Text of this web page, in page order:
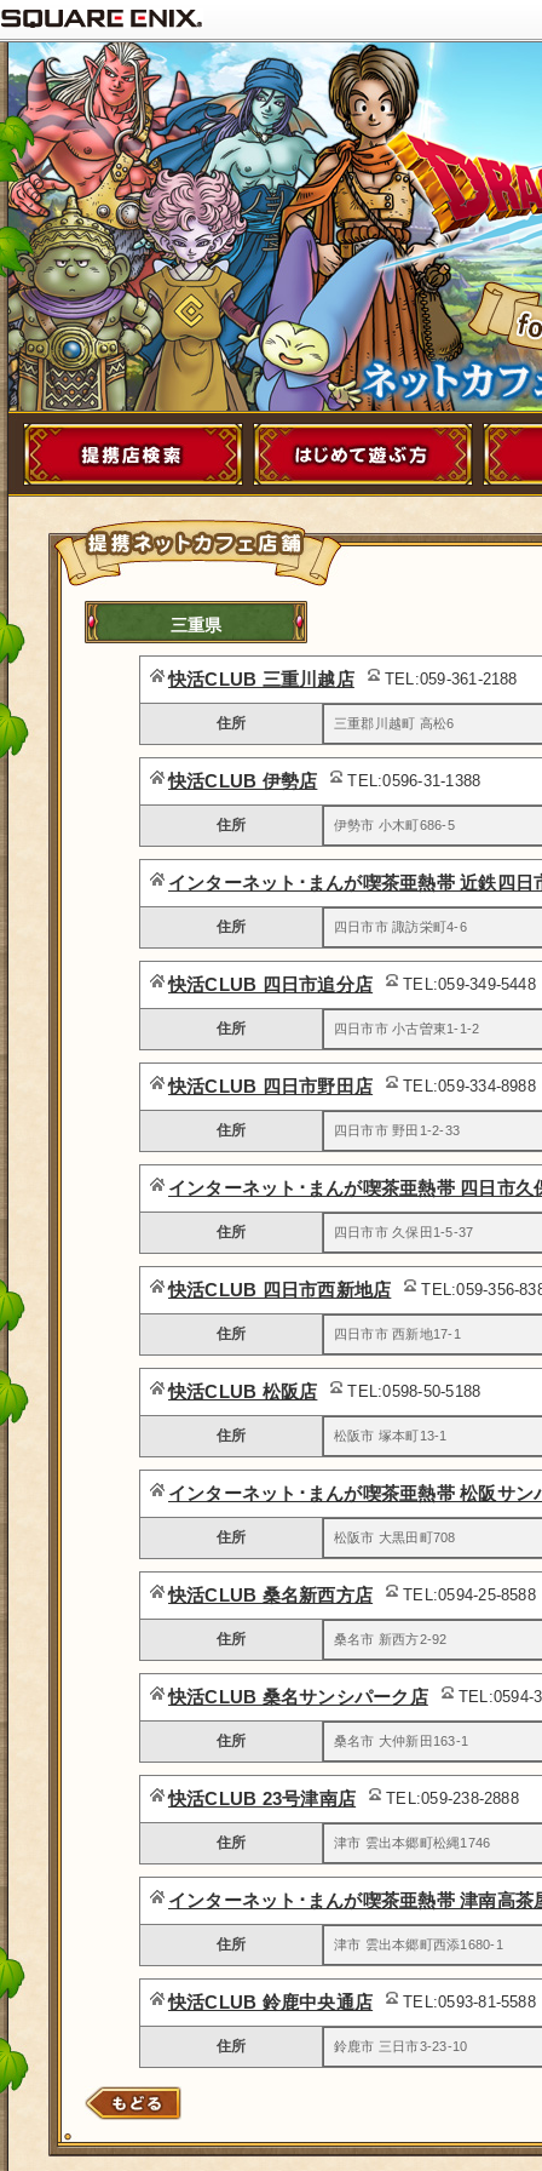
三重県
快活CLUB 三重川越店 TEL:059-361-2188
住所 三重郡川越町 高松6
快活CLUB 伊勢店 TEL:0596-31-1388
住所 伊勢市 小木町686-5
インターネット･まんが喫茶亜熱帯 近鉄四日
住所 四日市市 諏訪栄町4-6
快活CLUB 四日市追分店 TEL:059-349-5448
住所 四日市市 小古曽東1-1-2
快活CLUB 四日市野田店 TEL:059-334-8988
住所 四日市市 野田1-2-33
インターネット･まんが喫茶亜熱帯 四日市久
住所 四日市市 久保田1-5-37
快活CLUB 四日市西新地店 TEL:059-356-
住所 四日市市 西新地17-1
快活CLUB 松阪店 TEL:0598-50-5188
住所 松阪市 塚本町13-1
インターネット･まんが喫茶亜熱帯 松阪サン
住所 松阪市 大黒田町708
快活CLUB 桑名新西方店 TEL:0594-25-8588
住所 桑名市 新西方2-92
快活CLUB 桑名サンシパーク店 TEL:0594-
住所 桑名市 大仲新田163-1
快活CLUB 23号津南店 TEL:059-238-2888
住所 津市 雲出本郷町松縄1746
インターネット･まんが喫茶亜熱帯 津南高茶
住所 津市 雲出本郷町西添1680-1
快活CLUB 鈴鹿中央通店 TEL:0593-81-5588
住所 鈴鹿市 三日市3-23-10